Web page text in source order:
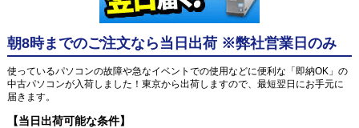
朝8時までのご注文なら当日出荷 ※弊社営業日のみ
使っているパソコンの故障や急なイベントでの使用などに便利な「即納OK」の
中古パソコンが入荷しました！東京から出荷しますので、最短翌日にお手元に
届きます。
【当日出荷可能な条件】